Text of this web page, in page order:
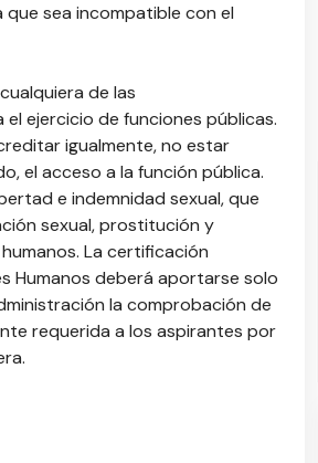
sea incompatible con el
de las
ejercicio de funciones públicas.
igualmente, no estar
el acceso a la función pública.
e indemnidad sexual, que
sexual, prostitución y
La certificación
Humanos deberá aportarse solo
la comprobación de
requerida a los aspirantes por